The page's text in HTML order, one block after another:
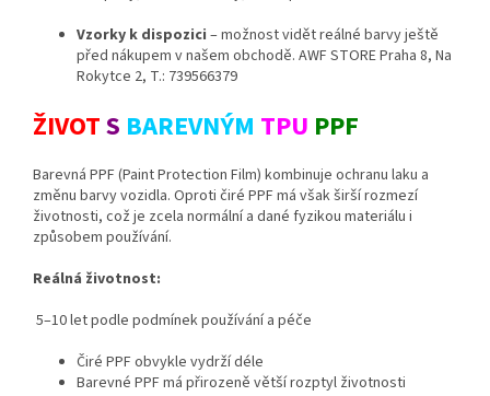
Vzorky k dispozici – možnost vidět reálné barvy ještě
před nákupem v našem obchodě. AWF STORE Praha 8, Na
Rokytce 2, T.: 739566379
ŽIVOTS BAREVNÝM TPU PPF
Barevná PPF (Paint Protection Film) kombinuje ochranu laku a
změnu barvy vozidla. Oproti čiré PPF má však širší rozmezí
životnosti, což je zcela normální a dané fyzikou materiálu i
způsobem používání.
Reálná životnost:
5–10 let podle podmínek používání a péče
Čiré PPF obvykle vydrží déle
Barevné PPF má přirozeně větší rozptyl životnosti